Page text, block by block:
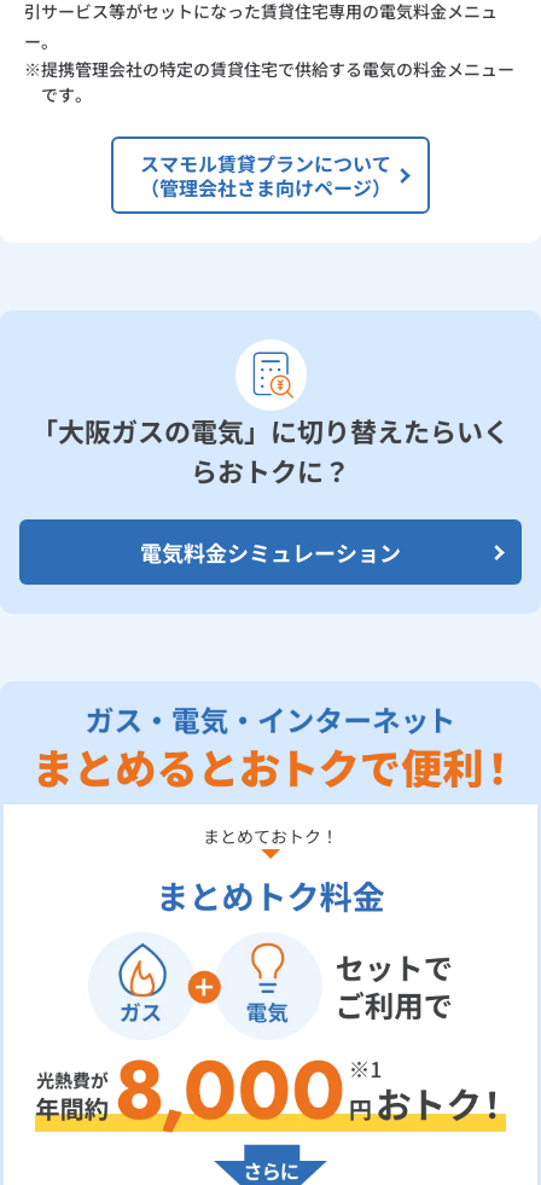
引サービス等がセットになった賃貸住宅専用の電気料金メニュ
ー。
提携管理会社の特定の賃貸住宅で供給する電気の料金メニュー
です。
スマモル賃貸プランについて
（管理会社さま向けページ）
「大阪ガスの電気」に切り替えたらいく
らおトクに？
電気料金シミュレーション
まとめておトク！